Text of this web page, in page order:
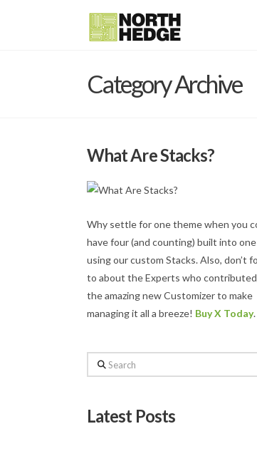
Category Archive
What Are Stacks?
Why settle for one theme when you
have four (and counting) built into one
using our custom Stacks. Also, don’t
to about the Experts who
the amazing new Customizer to make
managing it all a breeze! Buy X Today.
Search
Latest Posts